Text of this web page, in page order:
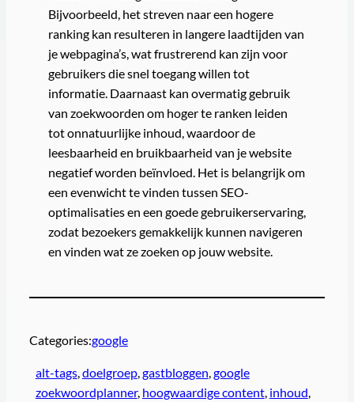
Bijvoorbeeld, het streven naar een hogere
ranking kan resulteren in langere laadtijden van
je webpagina’s, wat frustrerend kan zijn voor
gebruikers die snel toegang willen tot
informatie. Daarnaast kan overmatig gebruik
van zoekwoorden om hoger te ranken leiden
tot onnatuurlijke inhoud, waardoor de
leesbaarheid en bruikbaarheid van je website
negatief worden beïnvloed. Het is belangrijk om
een evenwicht te vinden tussen SEO-
optimalisaties en een goede gebruikerservaring,
zodat bezoekers gemakkelijk kunnen navigeren
en vinden wat ze zoeken op jouw website.
Categories:google
alt-tags, doelgroep, gastbloggen, google
zoekwoordplanner, hoogwaardige content, inhoud,